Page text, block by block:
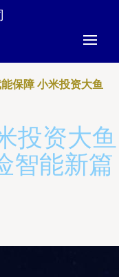
保障 小米投资大鱼
投资大鱼
智能新篇